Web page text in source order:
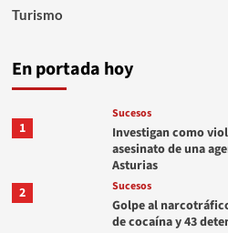
Turismo
En portada hoy
1
Sucesos
Investigan como
asesinato de una
Asturias
2
Sucesos
Golpe al
de cocaína y 43